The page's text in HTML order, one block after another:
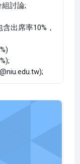
討論;
出席率10%，